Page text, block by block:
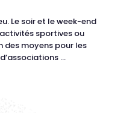
Le soir et le week-end
sportives ou
moyens pour les
…